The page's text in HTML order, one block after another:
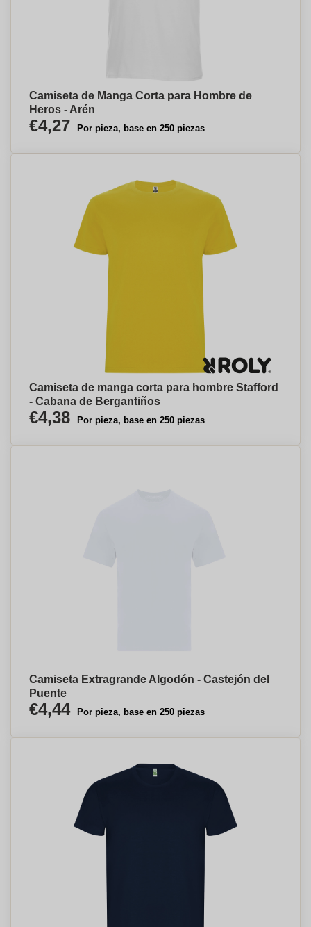
Camiseta de Manga Corta para Hombre de
Heros - Arén
€4,27 Por pieza, base en 250 piezas
Camiseta de manga corta para hombre Stafford
- Cabana de Bergantiños
€4,38 Por pieza, base en 250 piezas
Camiseta Extragrande Algodón - Castejón del
Puente
€4,44 Por pieza, base en 250 piezas